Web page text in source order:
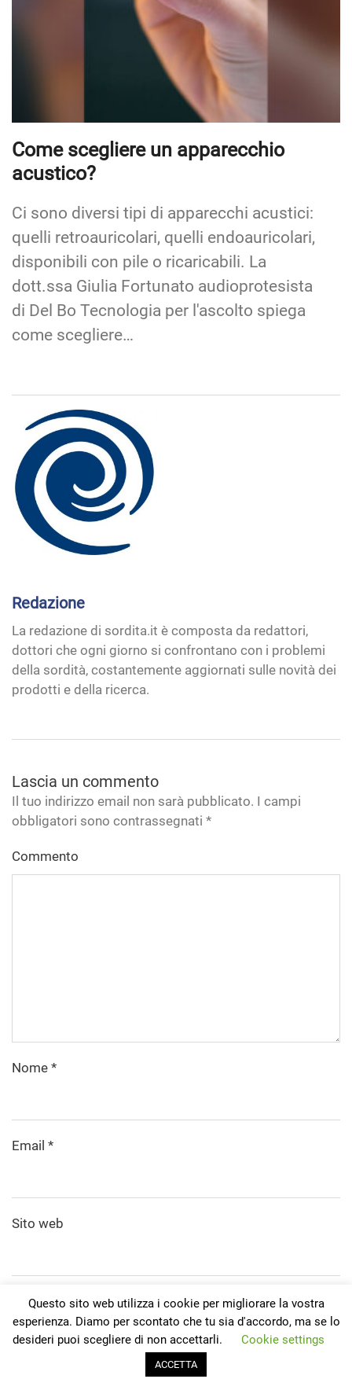
Come scegliere un apparecchio
acustico?
Ci sono diversi tipi di apparecchi acustici:
quelli retroauricolari, quelli endoauricolari,
disponibili con pile o ricaricabili. La
dott.ssa Giulia Fortunato audioprotesista
di Del Bo Tecnologia per l'ascolto spiega
come scegliere…
Redazione
La redazione di sordita.it è composta da redattori,
dottori che ogni giorno si confrontano con i problemi
della sordità, costantemente aggiornati sulle novità dei
prodotti e della ricerca.
Lascia un commento
Il tuo indirizzo email non sarà pubblicato. I campi
obbligatori sono contrassegnati *
Commento
Nome *
Email *
Sito web
Salva il mio nome, email e sito web in questo
browser per la prossima volta che commento.
Questo sito web utilizza i cookie per migliorare la vostra
esperienza. Diamo per scontato che tu sia d'accordo, ma se lo
desideri puoi scegliere di non accettarli.
Cookie settings
ACCETTA